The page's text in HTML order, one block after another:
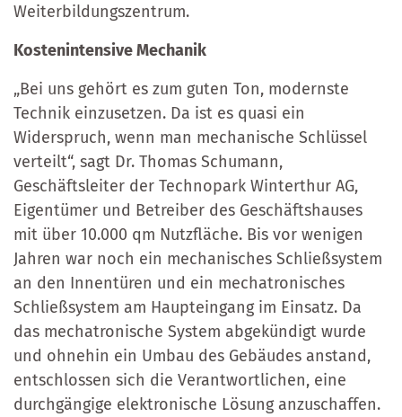
Weiterbildungszentrum.
Kostenintensive Mechanik
„Bei uns gehört es zum guten Ton, modernste
Technik einzusetzen. Da ist es quasi ein
Widerspruch, wenn man mechanische Schlüssel
verteilt“, sagt Dr. Thomas Schumann,
Geschäftsleiter der Technopark Winterthur AG,
Eigentümer und Betreiber des Geschäftshauses
mit über 10.000 qm Nutzfläche. Bis vor wenigen
Jahren war noch ein mechanisches Schließsystem
an den Innentüren und ein mechatronisches
Schließsystem am Haupteingang im Einsatz. Da
das mechatronische System abgekündigt wurde
und ohnehin ein Umbau des Gebäudes anstand,
entschlossen sich die Verantwortlichen, eine
durchgängige elektronische Lösung anzuschaffen.